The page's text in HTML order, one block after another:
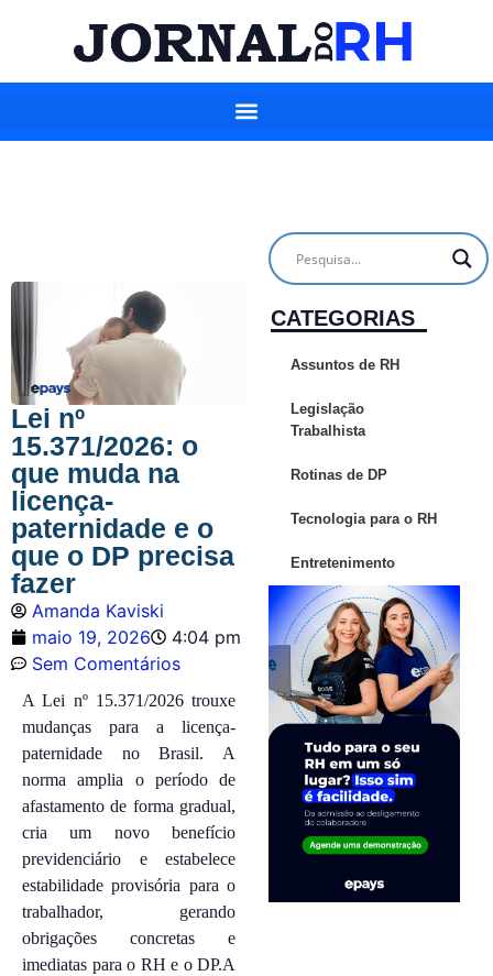
Lei nº
15.371/2026: o
que muda na
licença-
paternidade e o
que o DP precisa
fazer
Amanda Kaviski
maio 19, 2026
4:04 pm
Sem Comentários
A Lei nº 15.371/2026 trouxe
mudanças para a licença-
paternidade no Brasil. A
norma amplia o período de
afastamento de forma gradual,
cria um novo benefício
previdenciário e estabelece
estabilidade provisória para o
trabalhador, gerando
obrigações concretas e
imediatas para o RH e o DP.A
CATEGORIAS
Assuntos de RH
Legislação
Trabalhista
Rotinas de DP
Tecnologia para o RH
Entretenimento